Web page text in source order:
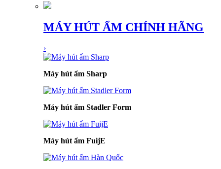
MÁY HÚT ẨM CHÍNH HÃNG
›
Máy hút ẩm Sharp
Máy hút ẩm Stadler Form
Máy hút ẩm FuijE